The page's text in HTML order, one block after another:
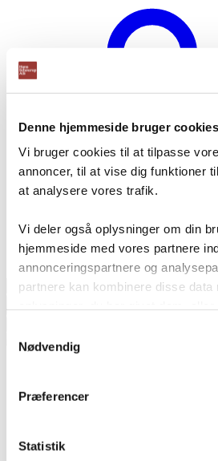
Denne hjemmeside bruger cookies.
Vi bruger cookies til at tilpasse
annoncer, til at vise dig funktioner
at analysere vores trafik.
Vi deler også oplysninger om din
hjemmeside med vores partnere
annonceringspartnere og
partnere kan kombinere disse data
Nødvendig
Præferencer
Statistik
Opret bruger
Products
search
Nyheder
Download
Kontakt/Info